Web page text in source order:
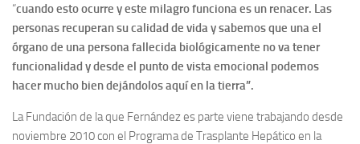
“cuando esto ocurre y este milagro funciona es un renacer. Las
personas recuperan su calidad de vida y sabemos que una el
órgano de una persona fallecida biológicamente no va tener
funcionalidad y desde el punto de vista emocional podemos
hacer mucho bien dejándolos aquí en la tierra”.
La Fundación de la que Fernández es parte viene trabajando desde
noviembre 2010 con el Programa de Trasplante Hepático en la